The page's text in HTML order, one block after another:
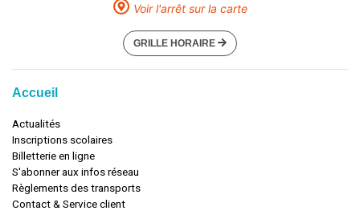
Voir l'arrêt sur la carte
GRILLE HORAIRE
Accueil
Actualités
Inscriptions scolaires
Billetterie en ligne
S'abonner aux infos réseau
Règlements des transports
Contact & Service client